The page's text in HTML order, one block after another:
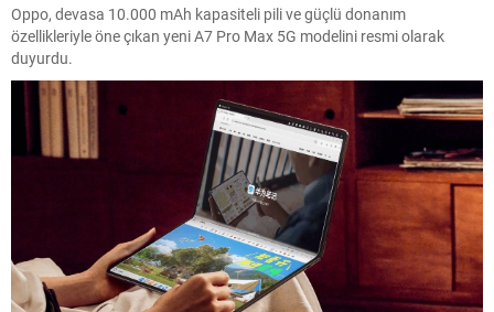
Oppo, devasa 10.000 mAh kapasiteli pili ve güçlü donanım
özellikleriyle öne çıkan yeni A7 Pro Max 5G modelini resmi olarak
duyurdu.